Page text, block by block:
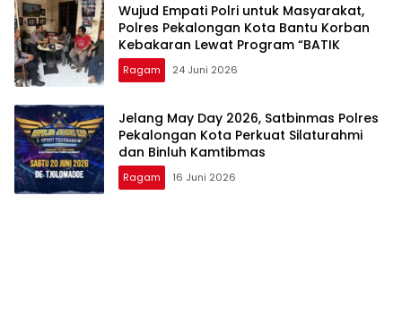
Wujud Empati Polri untuk Masyarakat,
Polres Pekalongan Kota Bantu Korban
Kebakaran Lewat Program “BATIK
Ragam 24 Juni 2026
Jelang May Day 2026, Satbinmas Polres
Pekalongan Kota Perkuat Silaturahmi
dan Binluh Kamtibmas
Ragam 16 Juni 2026